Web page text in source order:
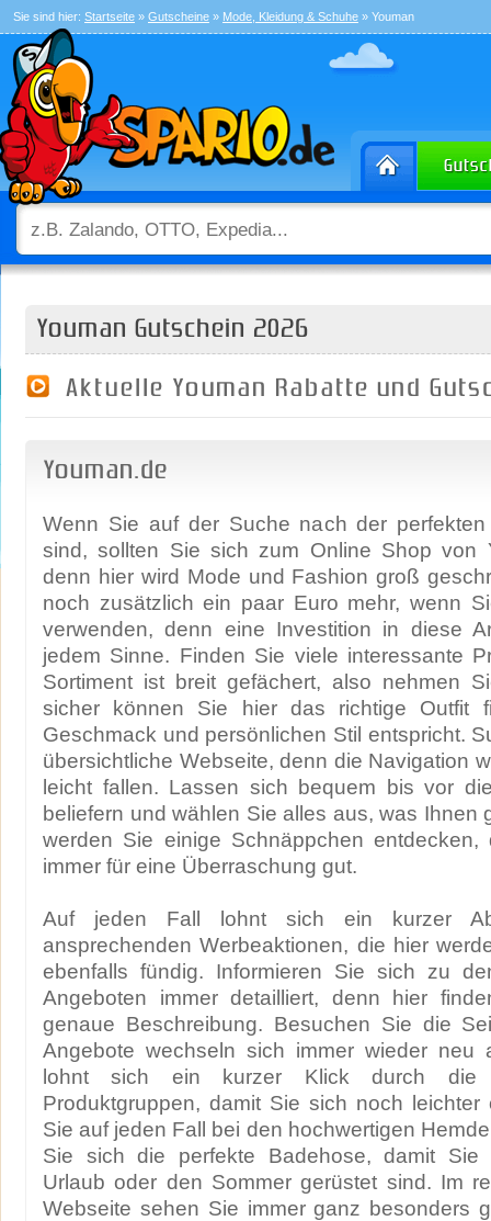
Sie sind hier: Startseite » Gutscheine » Mode, Kleidung & Schuhe » Youman
Youman Gutschein 2026
Aktuelle Youman Rabatte und
Youman.de
Wenn Sie auf der Suche nach der
sind, sollten Sie sich zum Online Shop von
denn hier wird Mode und Fashion groß
noch zusätzlich ein paar Euro mehr, wenn
verwenden, denn eine Investition in diese
jedem Sinne. Finden Sie viele interessante
Sortiment ist breit gefächert, also nehmen
sicher können Sie hier das richtige Outfit
Geschmack und persönlichen Stil entspricht.
übersichtliche Webseite, denn die Navigation
leicht fallen. Lassen sich bequem bis vor
beliefern und wählen Sie alles aus, was Ihnen
werden Sie einige Schnäppchen
immer für eine Überraschung gut.
Auf jeden Fall lohnt sich ein kurzer
ansprechenden Werbeaktionen, die hier
ebenfalls fündig. Informieren Sie sich zu
Angeboten immer detailliert, denn hier
genaue Beschreibung. Besuchen Sie die
Angebote wechseln sich immer wieder neu
lohnt sich ein kurzer Klick durch die
Produktgruppen, damit Sie sich noch leichter
Sie auf jeden Fall bei den hochwertigen
Sie sich die perfekte Badehose, damit Sie
Urlaub oder den Sommer gerüstet sind. Im
Webseite sehen Sie immer ganz besonders